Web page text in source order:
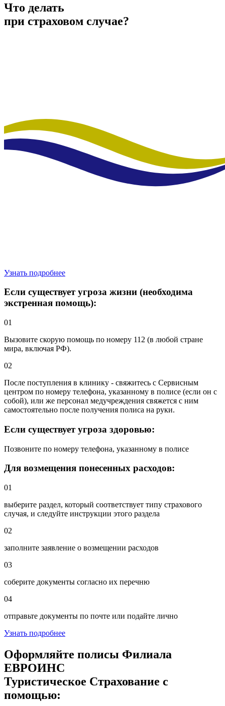
Что делать
при страховом случае?
Узнать подробнее
Если существует угроза жизни (необходима
экстренная помощь):
01
Вызовите скорую помощь по номеру 112 (в любой стране
мира, включая РФ).
02
После поступления в клинику - свяжитесь с Сервисным
центром по номеру телефона, указанному в полисе (если он с
собой), или же персонал медучреждения свяжется с ним
самостоятельно после получения полиса на руки.
Если существует угроза здоровью:
Позвоните по номеру телефона, указанному в полисе
Для возмещения понесенных расходов:
01
выберите раздел, который соответствует типу страхового
случая, и следуйте инструкции этого раздела
02
заполните заявление о возмещении расходов
03
соберите документы согласно их перечню
04
отправьте документы по почте или подайте лично
Узнать подробнее
Оформляйте полисы Филиала
ЕВРОИНС
Туристическое Страхование с
помощью: